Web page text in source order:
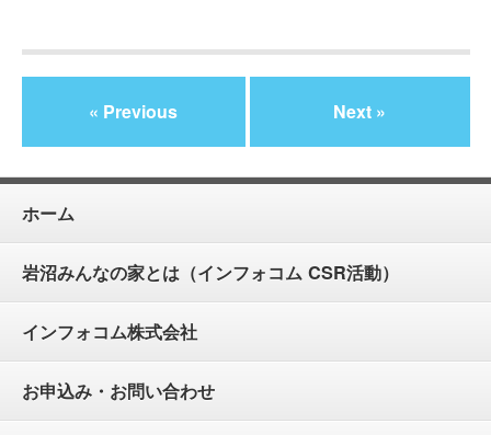
« Previous Next »
ホーム
岩沼みんなの家とは（インフォコム CSR活動）
インフォコム株式会社
お申込み・お問い合わせ